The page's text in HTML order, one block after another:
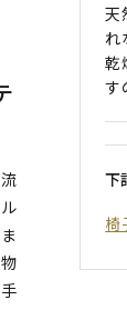
天
れ
乾
す
下
椅